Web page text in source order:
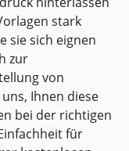
stark
sie sich eignen
zur
von
Ihnen diese
bei der richtigen
für